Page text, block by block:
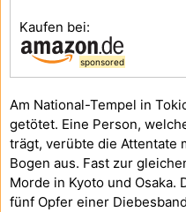
Am National-Tempel in
getötet. Eine Person,
trägt, verübte die Attentate
Bogen aus. Fast zur
Morde in Kyoto und Osaka.
fünf Opfer einer
Kaufen bei:
sponsored